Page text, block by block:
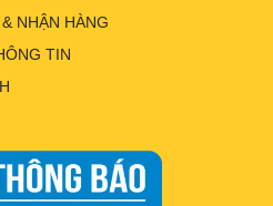
NHẬN HÀNG
TIN